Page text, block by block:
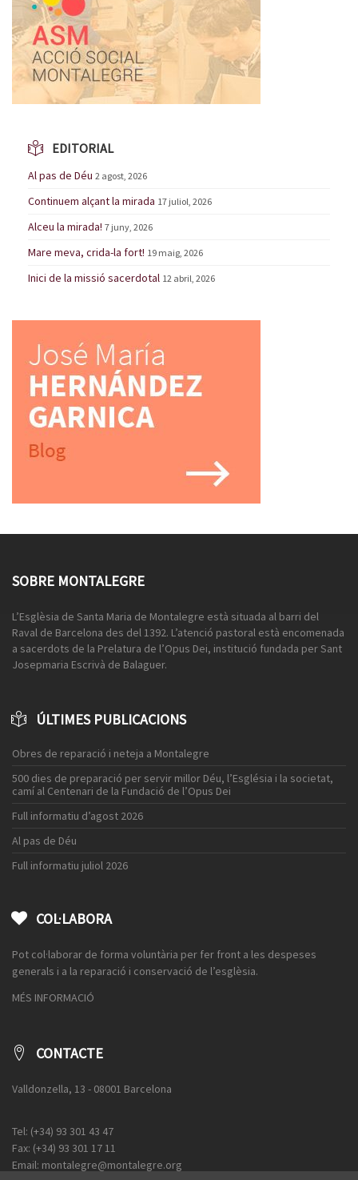
EDITORIAL
Al pas de Déu 2 agost, 2026
Continuem alçant la mirada 17 juliol, 2026
Alceu la mirada! 7 juny, 2026
Mare meva, crida-la fort! 19 maig, 2026
Inici de la missió sacerdotal 12 abril, 2026
SOBRE MONTALEGRE
L’Esglèsia de Santa Maria de Montalegre està situada al barri del
Raval de Barcelona des del 1392. L’atenció pastoral està encomenada
a sacerdots de la Prelatura de l’Opus Dei, institució fundada per Sant
Josepmaria Escrivà de Balaguer.
ÚLTIMES PUBLICACIONS
Obres de reparació i neteja a Montalegre
500 dies de preparació per servir millor Déu, l’Església i la societat,
camí al Centenari de la Fundació de l’Opus Dei
Full informatiu d’agost 2026
Al pas de Déu
Full informatiu juliol 2026
COL·LABORA
Pot col·laborar de forma voluntària per fer front a les despeses
generals i a la reparació i conservació de l’esglèsia.
MÉS INFORMACIÓ
CONTACTE
Valldonzella, 13 - 08001 Barcelona
Tel: (+34) 93 301 43 47
Fax: (+34) 93 301 17 11
Email: montalegre@montalegre.org